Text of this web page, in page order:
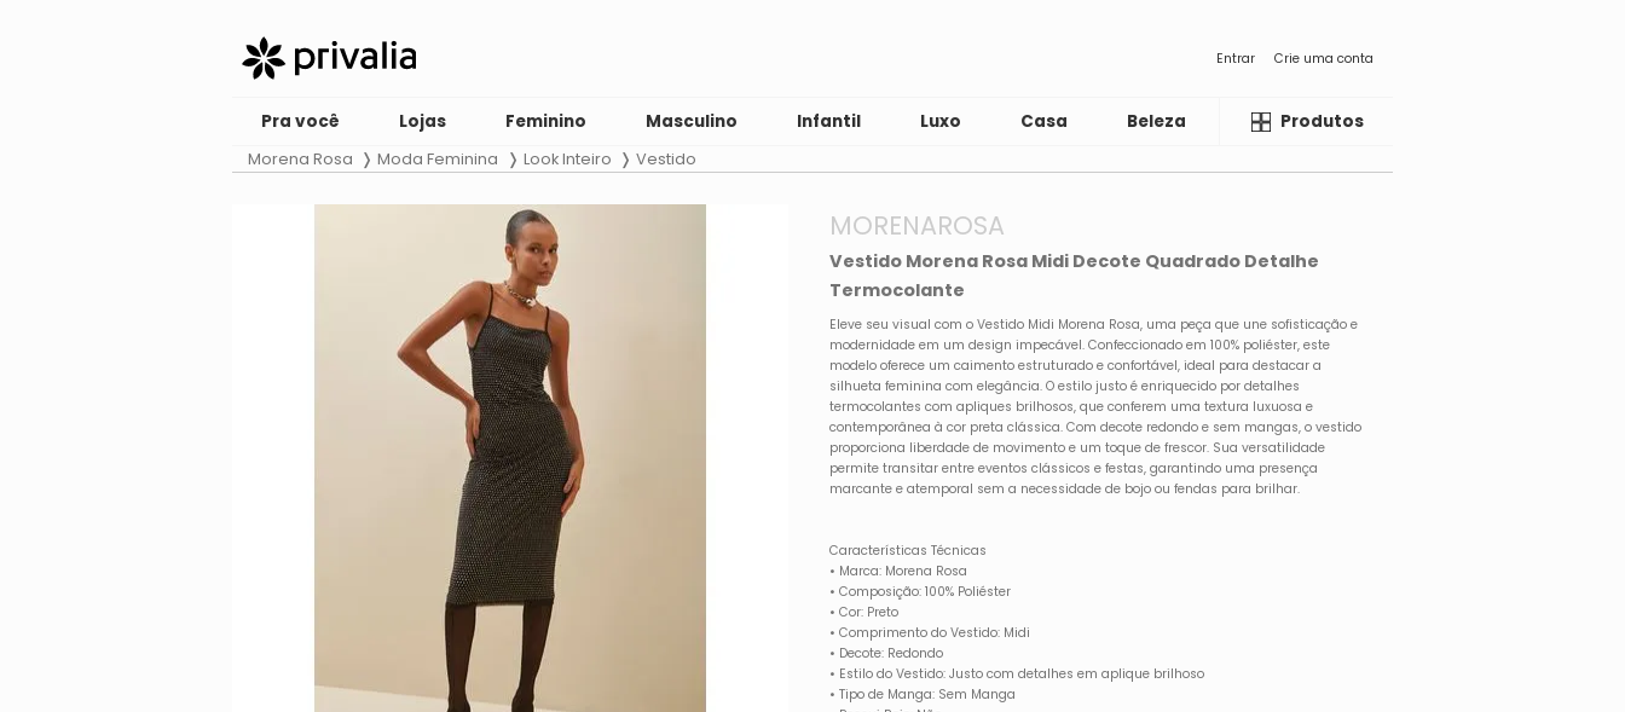
Entrar Crie uma conta
Pra você Lojas Feminino Masculino Infantil Luxo Casa Beleza LiquidaProdutos
Morena Rosa Moda Feminina Look Inteiro Vestido
MORENAROSA
Vestido Morena Rosa Midi Decote Quadrado Detalhe
Termocolante
Eleve seu visual com o Vestido Midi Morena Rosa, uma peça que une sofisticação e
modernidade em um design impecável. Confeccionado em 100% poliéster, este
modelo oferece um caimento estruturado e confortável, ideal para destacar a
silhueta feminina com elegância. O estilo justo é enriquecido por detalhes
termocolantes com apliques brilhosos, que conferem uma textura luxuosa e
contemporânea à cor preta clássica. Com decote redondo e sem mangas, o vestido
proporciona liberdade de movimento e um toque de frescor. Sua versatilidade
permite transitar entre eventos clássicos e festas, garantindo uma presença
marcante e atemporal sem a necessidade de bojo ou fendas para brilhar.
Características Técnicas
• Marca: Morena Rosa
• Composição: 100% Poliéster
• Cor: Preto
• Comprimento do Vestido: Midi
• Decote: Redondo
• Estilo do Vestido: Justo com detalhes em aplique brilhoso
• Tipo de Manga: Sem Manga